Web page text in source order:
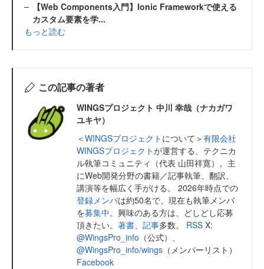
【Web Components入門】Ionic Frameworkで使える
カスタム要素を学...
もっと読む
この記事の著者
WINGSプロジェクト 中川 幸哉（ナカガワ
ユキヤ）
＜WINGSプロジェクト について＞有限会社
WINGSプロジェクトが運営する、テクニカ
ル執筆コミュニティ（代表 山田祥寛）。主
にWeb開発分野の書籍／記事執筆、翻訳、
講演等を幅広く手がける。 2026年時点での
登録メンバは約50名で、現在も執筆メンバ
を募集中。興味のある方は、どしどし応募
頂きたい。 著書、 記事多数。 RSS X:
@WingsPro_info （公式）、
@WingsPro_info/wings （メンバーリスト）
Facebook